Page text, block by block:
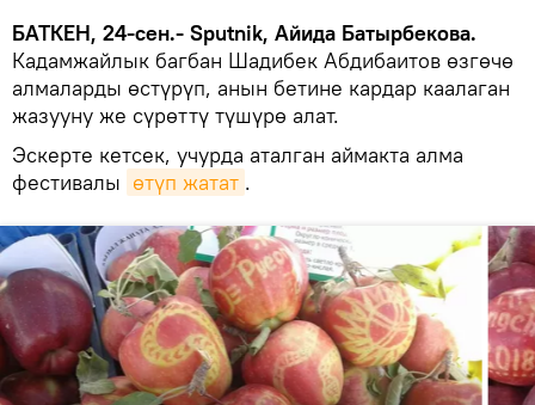
БАТКЕН, 24-сен.- Sputnik, Айида Батырбекова.
Кадамжайлык багбан Шадибек Абдибаитов өзгөчө
алмаларды өстүрүп, анын бетине кардар каалаган
жазууну же сүрөттү түшүрө алат.
Эскерте кетсек, учурда аталган аймакта алма
фестивалы өтүп жатат .